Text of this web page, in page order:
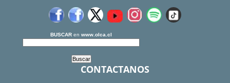
BUSCAR en www.olca.cl
CONTACTANOS